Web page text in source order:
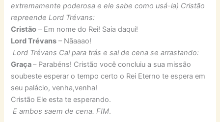
extremamente poderosa e ele sabe como usá-la) Cristão
repreende Lord Trévans:
Cristão – Em nome do Rei! Saia daqui!
Lord Trévans – Nãaaao!
Lord Trévans Cai para trás e sai de cena se arrastando:
Graça– Parabéns! Cristão você concluiu a sua missão
soubeste esperar o tempo certo o Rei Eterno te espera em
seu palácio, venha,venha!
Cristão Ele esta te esperando.
E ambos saem de cena. FIM.